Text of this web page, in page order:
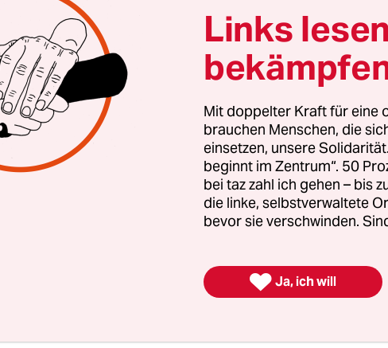
Marktplatz nehmen, um einzukaufen. Das Essen in
Geflüchtetenunterkunft, in der sie leben, sei für viele
erzählt er. Es schmecke fad, sei verkocht oder reiche
Mustafa lebt seit November vergangenen Jahres im
südbrandenburgischen Doberlug-Kirchhain.
In seiner Heimat hat er Softwareentwicklung
ein wenig Englisch und lernt gerade Deutsch, um
fortzusetzen. Mehr möchte er über sich nicht
Links
Mit doppelter Kraft für eine
brauchen Menschen, die
einsetzen, unsere
beginnt im Zentrum“. 50
bei taz zahl ich gehen – bis
die linke, selbstverwaltete
bevor sie verschwinden.
 Ja, ich will